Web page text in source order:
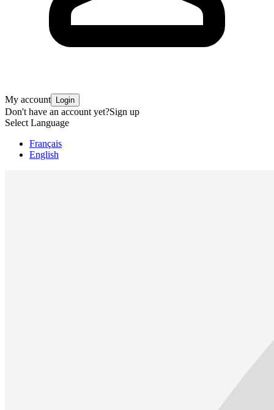
My account Login
Don't have an account yet?Sign up
Select Language
Français
English